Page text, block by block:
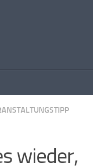
wieder,